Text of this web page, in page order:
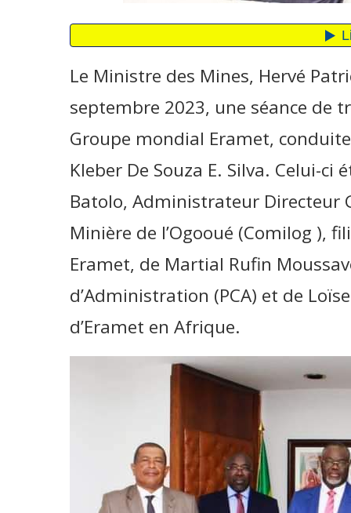
Le Ministre des Mines, Hervé
septembre 2023, une séance de
Groupe mondial Eramet,
Kleber De Souza E. Silva. Celui-
Batolo, Administrateur Directeur
Minière de l’Ogooué (Comilog ),
Eramet, de Martial Rufin
d’Administration (PCA) et de
d’Eramet en Afrique.